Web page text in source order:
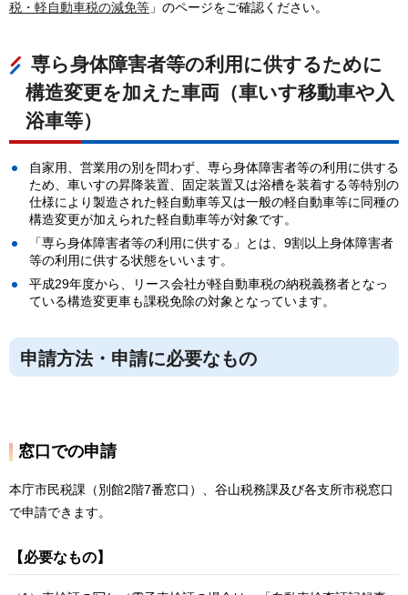
税・軽自動車税の減免等 」のページをご確認ください。
専ら身体障害者等の利用に供するために
構造変更を加えた車両（車いす移動車や入
浴車等）
自家用、営業用の別を問わず、専ら身体障害者等の利用に供する
ため、車いすの昇降装置、固定装置又は浴槽を装着する等特別の
仕様により製造された軽自動車等又は一般の軽自動車等に同種の
構造変更が加えられた軽自動車等が対象です。
「専ら身体障害者等の利用に供する」とは、9割以上身体障害者
等の利用に供する状態をいいます。
平成29年度から、リース会社が軽自動車税の納税義務者となっ
ている構造変更車も課税免除の対象となっています。
申請方法・申請に必要なもの
窓口での申請
本庁市民税課（別館2階7番窓口）、谷山税務課及び各支所市税窓口
で申請できます。
【必要なもの】